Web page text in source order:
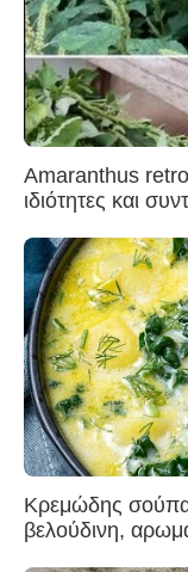
Amaranthus
ιδιότητες και
Κρεμώδης
βελούδινη,